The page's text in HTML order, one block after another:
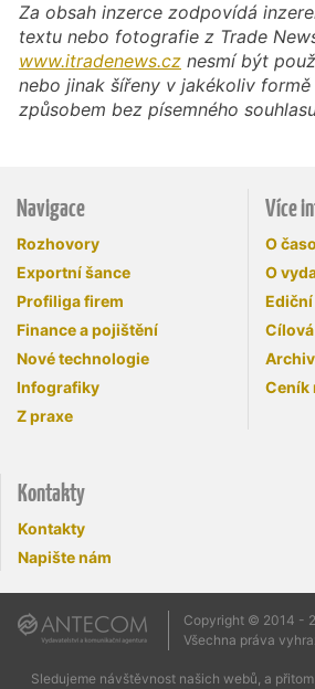
Za obsah inzerce zodpovídá
textu nebo fotografie z Trade
www.itradenews.cz nesmí být
nebo jinak šířeny v jakékoliv
způsobem bez písemného
Navigace
Rozhovory
Exportní šance
Profiliga firem
Finance a pojištění
Nové technologie
Infografiky
Z praxe
Více
O
O
Ediční
Archiv
Ceník
Kontakty
Kontakty
Napište nám
Copyright © 2014 -
Všechna práva
Sledujeme návštěvnost našich webů, a